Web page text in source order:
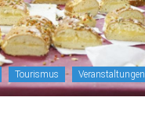
Tourismus Veranstaltungen